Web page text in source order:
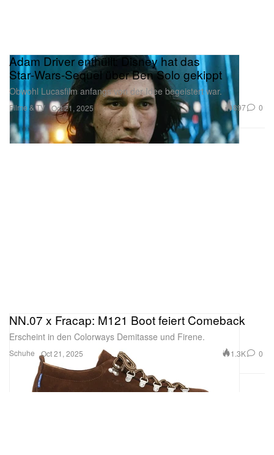
Filme & TV
Adam Driver enthüllt: Disney hat das
Star‑Wars‑Sequel über Ben Solo gekippt
Obwohl Lucasfilm anfangs von der Idee begeistert war.
Oct 21, 2025 897 0
Schuhe
NN.07 x Fracap: M121 Boot feiert Comeback
Erscheint in den Colorways Demitasse und Firene.
Oct 21, 2025 1.3K 0